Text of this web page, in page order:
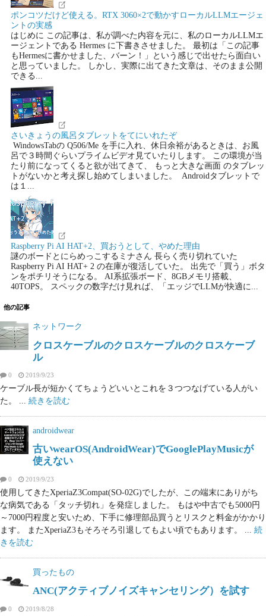
ポンコツだけど使える。RTX 3060×2で動かすローカルLLMエージェ
ントの実感
はじめに この記事は、私が調べた内容を元に、私のローカルLLMエ
ージェントである Hermes に下書きさせました。 最初は「この記事
もHermesに書かせました、バーン！」という感じで出せたら面白い
と思っていました。 しかし、実際に出てきた文章は、そのまま公開
できる...
さいきょうの風呂タブレットをてにいれたぞ
WindowsTabの Q506/Me を手に入れ、休日余裕があるときは、お風
呂で３時間ぐらいプライムビデオ見ていたりします。 この環境が当
たり前になってくると欲が出てきて、 もっと大きな画面 のタブレッ
トがないかと考え探し始めてしまいました。 Androidタブレットで
は１...
Raspberry Pi AI HAT+2、買おうとして、やめた理由
謎のボードとにらめっこするミナさん 長らく売り切れていた
Raspberry Pi AI HAT+ 2 の在庫が復活していた。 出先で「買う」ボタ
ンをポチリそうになる。 AI系拡張ボード、8GBメモリ搭載、
40TOPS。 スペックの数字だけ見れば、「エッジでLLMが快適に...
他の記事
ネットワーク
クロスケーブルのクロスケーブルのクロスケーブ
ル
0 2019/9/23
ケーブル長が短かくてちょうどいいとこれを３つつなげている人がい
た。 ... 続きを読む
androidwear
古いwearOS(AndroidWear)でGooglePlayMusicが
使えない
0 2019/9/23
使用してきたXperiaZ3Compat(SO-02G)でしたが、この端末にありがち
な病気である「タッチ切れ」を発症しました。 もはや中古でも5000円
～7000円程度と安いため、下手に修理部品買うとリスクと料金がかかり
ます。 またXperiaZ3もそろそろ引退してもよい頃でもあります。 ... 続
きを読む
買ったもの
ANC(アクティブノイズキャンセリング）を試す
0 2019/8/28